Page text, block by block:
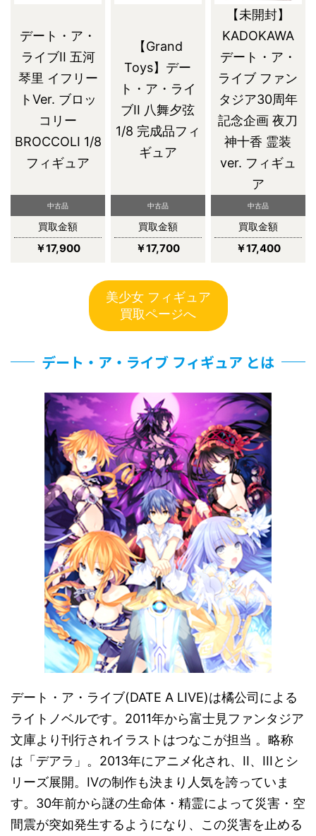
デート・ア・
ライブII 五河
琴里 イフリー
トVer. ブロッ
コリー
BROCCOLI 1/8
フィギュア
中古品
買取金額
￥17,900
【Grand
Toys】デー
ト・ア・ライ
ブII 八舞夕弦
1/8 完成品フィ
ギュア
中古品
買取金額
￥17,700
【未開封】
KADOKAWA
デート・ア・
ライブ ファン
タジア30周年
記念企画 夜刀
神十香 霊装
ver. フィギュ
ア
中古品
買取金額
￥17,400
美少女 フィギュア
買取ページへ
デート・ア・ライブ フィギュア とは
デート・ア・ライブ(DATE A LIVE)は橘公司による
ライトノベルです。2011年から富士見ファンタジア
文庫より刊行されイラストはつなこが担当 。略称
は「デアラ」。2013年にアニメ化され、II、IIIとシ
リーズ展開。IVの制作も決まり人気を誇っていま
す。30年前から謎の生命体・精霊によって災害・空
間震が突如発生するようになり、この災害を止める